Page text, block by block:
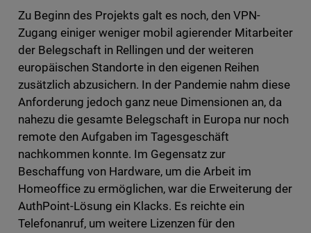
Zu Beginn des Projekts galt es noch, den VPN-
Zugang einiger weniger mobil agierender Mitarbeiter
der Belegschaft in Rellingen und der weiteren
europäischen Standorte in den eigenen Reihen
zusätzlich abzusichern. In der Pandemie nahm diese
Anforderung jedoch ganz neue Dimensionen an, da
nahezu die gesamte Belegschaft in Europa nur noch
remote den Aufgaben im Tagesgeschäft
nachkommen konnte. Im Gegensatz zur
Beschaffung von Hardware, um die Arbeit im
Homeoffice zu ermöglichen, war die Erweiterung der
AuthPoint-Lösung ein Klacks. Es reichte ein
Telefonanruf, um weitere Lizenzen für den